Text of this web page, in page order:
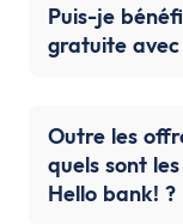
Puis-je
gratuite avec
Outre les
quels sont
Hello bank! ?